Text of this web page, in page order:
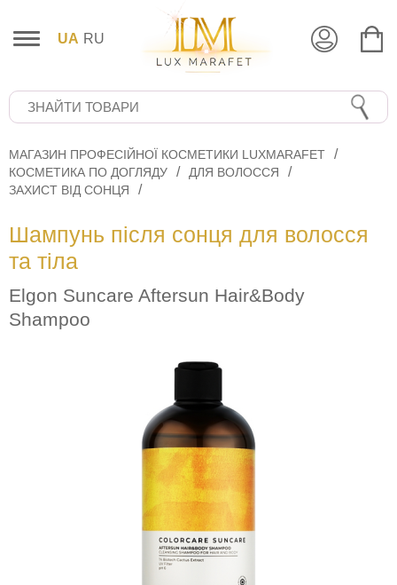
UA RU
МАГАЗИН ПРОФЕСІЙНОЇ КОСМЕТИКИ LUXMARAFET
КОСМЕТИКА ПО ДОГЛЯДУ
ДЛЯ ВОЛОССЯ
ЗАХИСТ ВІД СОНЦЯ
Шампунь після сонця для волосся
та тіла
Elgon Suncare Aftersun Hair&Body
Shampoo